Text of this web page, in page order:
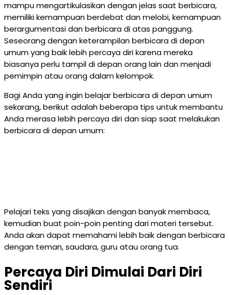
mampu mengartikulasikan dengan jelas saat berbicara,
memiliki kemampuan berdebat dan melobi, kemampuan
berargumentasi dan berbicara di atas panggung.
Seseorang dengan keterampilan berbicara di depan
umum yang baik lebih percaya diri karena mereka
biasanya perlu tampil di depan orang lain dan menjadi
pemimpin atau orang dalam kelompok.
Bagi Anda yang ingin belajar berbicara di depan umum
sekarang, berikut adalah beberapa tips untuk membantu
Anda merasa lebih percaya diri dan siap saat melakukan
berbicara di depan umum:
Pelajari teks yang disajikan dengan banyak membaca,
kemudian buat poin-poin penting dari materi tersebut.
Anda akan dapat memahami lebih baik dengan berbicara
dengan teman, saudara, guru atau orang tua.
Percaya Diri Dimulai Dari Diri
Sendiri